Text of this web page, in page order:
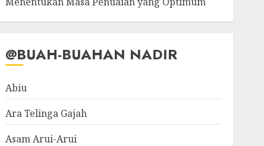
@BUAH-BUAHAN NADIR
Abiu
Ara Telinga Gajah
Asam Arui-Arui